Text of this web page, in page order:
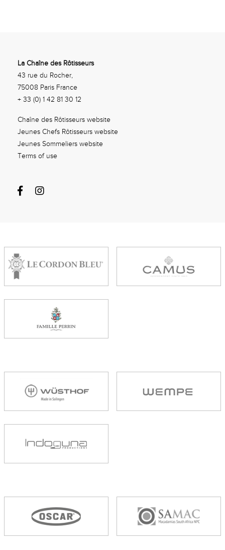
La Chaîne des Rôtisseurs
43 rue du Rocher,
75008 Paris France
+ 33 (0) 1 42 81 30 12
Chaîne des Rôtisseurs website
Jeunes Chefs Rôtisseurs website
Jeunes Sommeliers website
Terms of use